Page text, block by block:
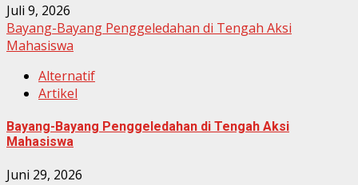
Juli 9, 2026
Bayang-Bayang Penggeledahan di Tengah Aksi
Mahasiswa
Alternatif
Artikel
Bayang-Bayang Penggeledahan di Tengah Aksi
Mahasiswa
Juni 29, 2026